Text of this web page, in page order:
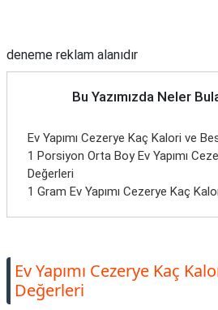
deneme reklam alanıdır
Bu Yazımızda Neler
Ev Yapımı Cezerye Kaç Kalori ve
1 Porsiyon Orta Boy Ev Yapımı
Değerleri
1 Gram Ev Yapımı Cezerye Kaç
Ev Yapımı Cezerye Kaç
Değerleri